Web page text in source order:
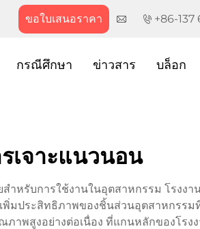
ขอใบเสนอราคา +86-137
กรณีศึกษา ข่าวสาร บล็อก
เจาะแนวนอน
ำหรับการใช้งานในอุตสาหกรรม โรงง
มประสิทธิภาพของชิ้นส่วนอุตสาหกรรม
พสูงอย่างต่อเนื่อง ที่แกนหลักของโรงง